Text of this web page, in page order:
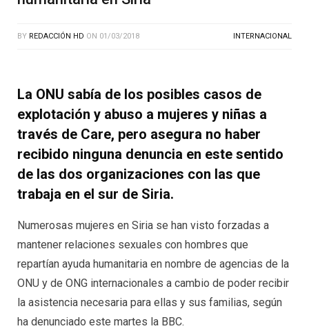
BY REDACCIÓN HD ON 01/03/2018 INTERNACIONAL
La ONU sabía de los posibles casos de
explotación y abuso a mujeres y niñas a
través de Care, pero asegura no haber
recibido ninguna denuncia en este sentido
de las dos organizaciones con las que
trabaja en el sur de Siria.
Numerosas mujeres en Siria se han visto forzadas a
mantener relaciones sexuales con hombres que
repartían ayuda humanitaria en nombre de agencias de la
ONU y de ONG internacionales a cambio de poder recibir
la asistencia necesaria para ellas y sus familias, según
ha denunciado este martes la BBC.